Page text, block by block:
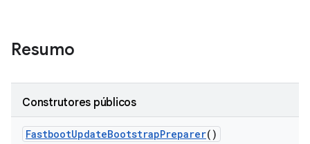
Resumo
Construtores públicos
FastbootUpdateBootstrapPreparer()